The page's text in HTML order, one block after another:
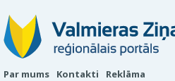
Par mums Kontakti
Reklāma